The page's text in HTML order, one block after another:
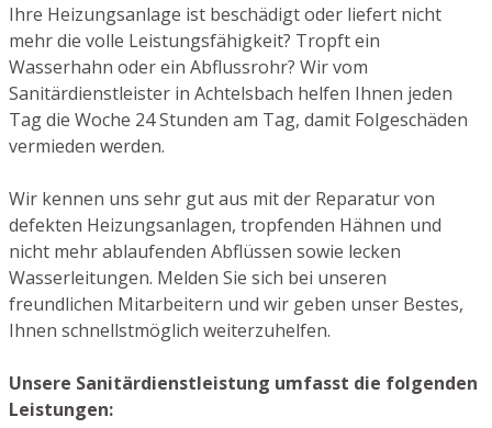
Ihre Heizungsanlage ist beschädigt oder liefert nicht
mehr die volle Leistungsfähigkeit? Tropft ein
Wasserhahn oder ein Abflussrohr? Wir vom
Sanitärdienstleister in Achtelsbach helfen Ihnen jeden
Tag die Woche 24 Stunden am Tag, damit Folgeschäden
vermieden werden.
Wir kennen uns sehr gut aus mit der Reparatur von
defekten Heizungsanlagen, tropfenden Hähnen und
nicht mehr ablaufenden Abflüssen sowie lecken
Wasserleitungen. Melden Sie sich bei unseren
freundlichen Mitarbeitern und wir geben unser Bestes,
Ihnen schnellstmöglich weiterzuhelfen.
Unsere Sanitärdienstleistung umfasst die folgenden
Leistungen: